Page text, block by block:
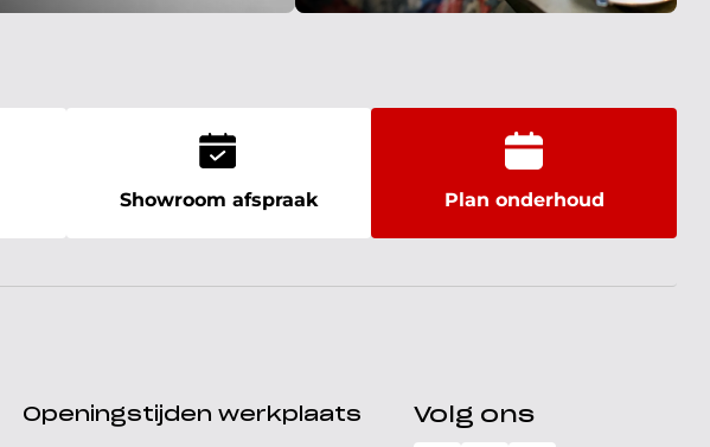
Showroom afspraak Plan onderhoud
Openingstijden werkplaats Volg ons